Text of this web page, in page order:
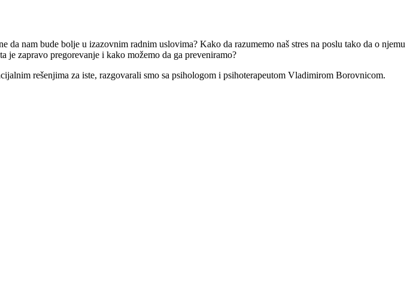
nam bude bolje u izazovnim radnim uslovima? Kako da razumemo naš stres na poslu tako da o njemu
je zapravo pregorevanje i kako možemo da ga preveniramo?
rešenjima za iste, razgovarali smo sa psihologom i psihoterapeutom Vladimirom Borovnicom.